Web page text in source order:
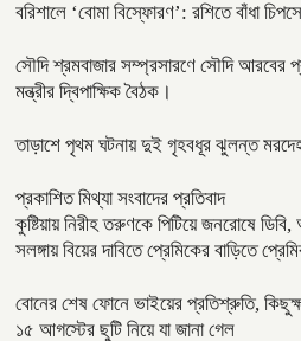
বরিশালে ‘বোমা বিস্ফোরণ’: রশিতে বাঁধা
সৌদি শ্রমবাজার সম্প্রসারণে সৌদি আরবের
মন্ত্রীর দ্বিপাক্ষিক বৈঠক।
তাড়াশে পৃথম ঘটনায় দুই গৃহবধূর ঝুলন্ত
প্রকাশিত মিথ্যা সংবাদের প্রতিবাদ
কুষ্টিয়ায় নিরীহ তরুণকে পিটিয়ে জনরোষে
সলঙ্গায় বিয়ের দাবিতে প্রেমিকের বাড়িতে
বোনের শেষ ফোনে ভাইয়ের প্রতিশ্রুতি,
১৫ আগস্টের ছুটি নিয়ে যা জানা গেল